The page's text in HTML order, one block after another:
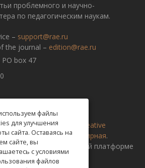
проблемного и научно-
по педагогическим наукам.
– support@rae.ru
the journal – edition@rae.ru
box 47
полицензии Creative
(«Атрибуция») 4.0 Всемирная.
издательской платформе
файлы
для улучшения
сайта. Оставаясь на
сайте, вы
с условиями
файлов